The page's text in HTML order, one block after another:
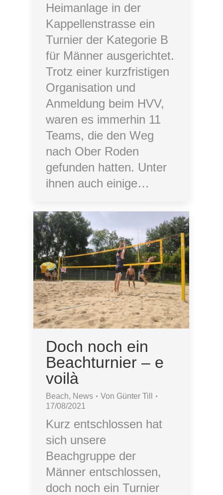
Heimanlage in der
Kappellenstrasse ein
Turnier der Kategorie B
für Männer ausgerichtet.
Trotz einer kurzfristigen
Organisation und
Anmeldung beim HVV,
waren es immerhin 11
Teams, die den Weg
nach Ober Roden
gefunden hatten. Unter
ihnen auch einige…
Doch noch ein
Beachturnier – e
voilà
Beach, News Von Günter Till
17/08/2021
Kurz entschlossen hat
sich unsere
Beachgruppe der
Männer entschlossen,
doch noch ein Turnier